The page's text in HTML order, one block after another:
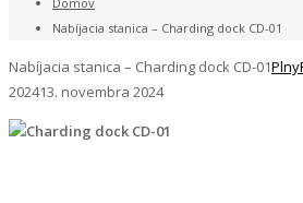
Nabíjacia stanica – Charding dock CD-01
Nabíjacia stanica – Charding dock CD-01
202413. novembra 2024